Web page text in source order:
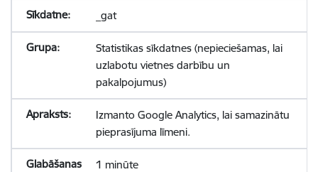
_gat
Statistikas sīkdatnes (nepieciešamas, lai
uzlabotu vietnes darbību un
pakalpojumus)
Izmanto Google Analytics, lai samazinātu
pieprasījuma līmeni.
1 minūte